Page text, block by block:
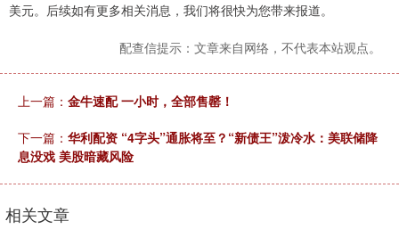
美元。后续如有更多相关消息，我们将很快为您带来报道。
配查信提示：文章来自网络，不代表本站观点。
上一篇： 金牛速配 一小时，全部售罄！
下一篇： 华利配资 “4字头”通胀将至？“新债王”泼冷水：美联储降
息没戏 美股暗藏风险
相关文章